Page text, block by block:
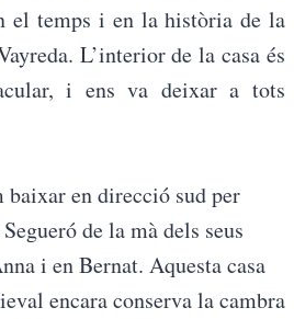
el temps i en la història de la
L’interior de la casa és
i ens va deixar a tots
baixar en direcció sud per
de la mà dels seus
i en Bernat. Aquesta casa
encara conserva la cambra